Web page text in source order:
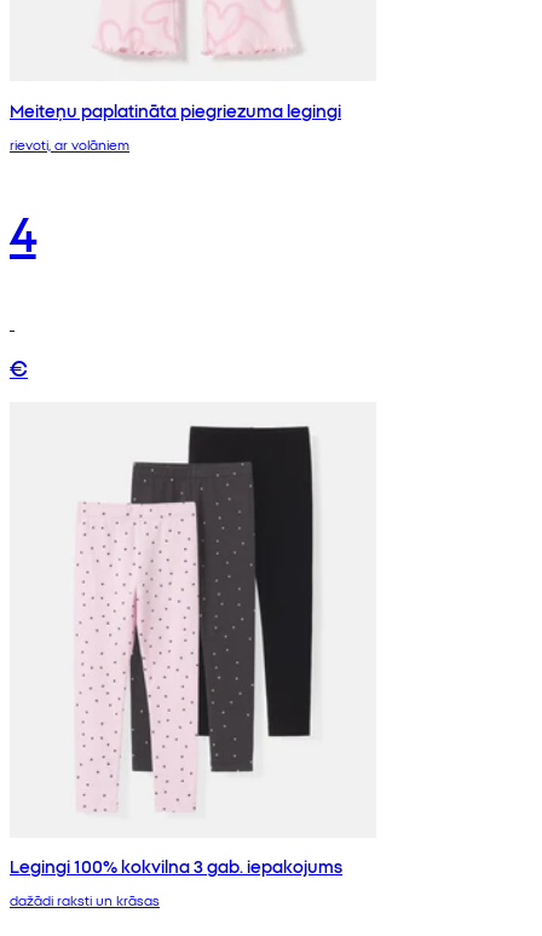
Meiteņu paplatināta piegriezuma legingi
rievoti, ar volāniem
4
€
Legingi 100% kokvilna 3 gab. iepakojums
dažādi raksti un krāsas